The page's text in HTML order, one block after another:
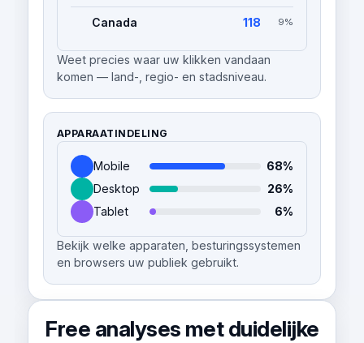
Canada 118 9%
Weet precies waar uw klikken vandaan
komen — land-, regio- en stadsniveau.
APPARAATINDELING
Mobile
68%
Desktop
26%
Tablet
6%
Bekijk welke apparaten, besturingssystemen
en browsers uw publiek gebruikt.
Free analyses met duidelijke